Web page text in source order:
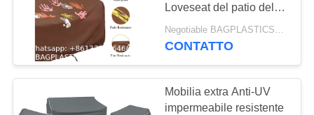
MAPPA
DEL
SITO
PRODOTTI DA
ESTERNO
FORNITURE
90
Loveseat del patio delle
fodere all'aperto - patio
resistente UV Sofa
CONTATTO
Mobilia extra Anti-UV
impermeabile resistente